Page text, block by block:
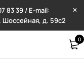
83 39 / E-mail:
Шоссейная, д. 59с2
0